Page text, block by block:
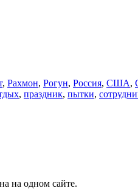
, Рахмон, Рогун, Россия, США,
, праздник, пытки,
на одном сайте.